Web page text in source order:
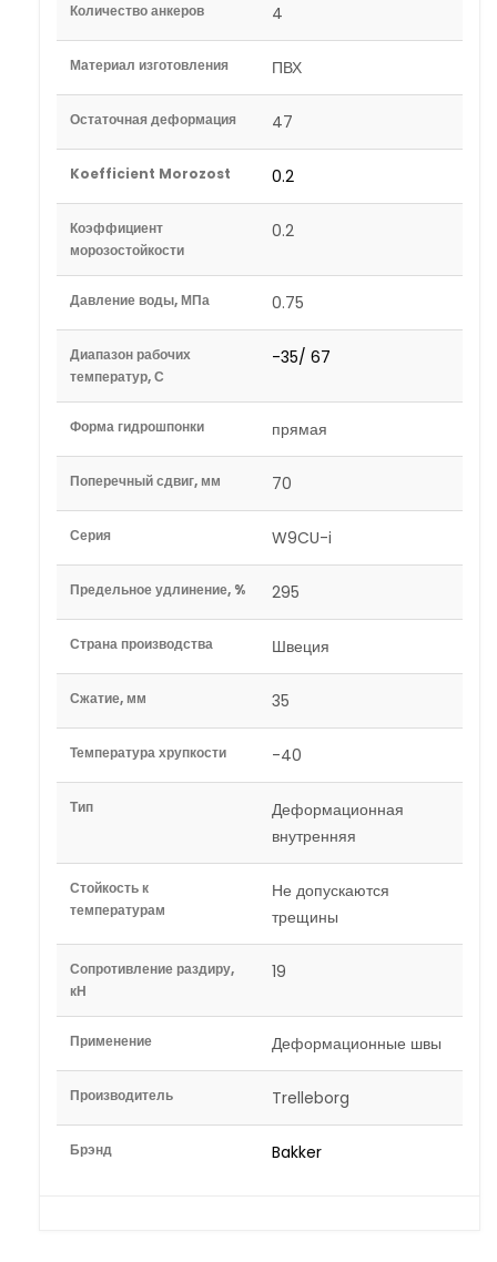
Количество анкеров 4
Материал изготовления ПВХ
Остаточная деформация 47
Koefficient Morozost 0.2
Коэффициент
морозостойкости
0.2
Давление воды, МПа 0.75
Диапазон рабочих
температур, С
-35/ 67
Форма гидрошпонки прямая
Поперечный сдвиг, мм 70
Серия W9CU-i
Предельное удлинение, % 295
Страна производства Швеция
Сжатие, мм 35
Температура хрупкости -40
Тип
Деформационная
внутренняя
Стойкость к
температурам
Не допускаются
трещины
Сопротивление раздиру,
кН
19
Применение Деформационные швы
Производитель Trelleborg
Брэнд Bakker